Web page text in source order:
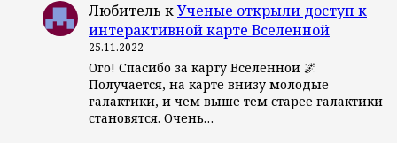
Любитель кУченые открыли доступ к
интерактивной карте Вселенной
25.11.2022
Ого! Спасибо за карту Вселенной 🌌
Получается, на карте внизу молодые
галактики, и чем выше тем старее галактики
становятся. Очень…